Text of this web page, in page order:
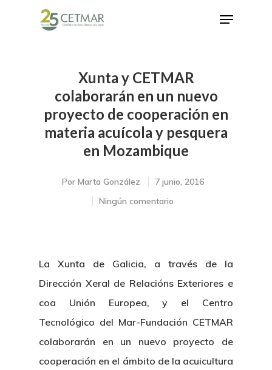
Hit enter to search or ESC to close
Xunta y CETMAR
colaborarán en un nuevo
proyecto de cooperación en
materia acuícola y pesquera
en Mozambique
Por Marta González
7 junio, 2016
Ningún comentario
La Xunta de Galicia, a través de la
Dirección Xeral de Relacións Exteriores e
coa Unión Europea, y el Centro
Tecnológico del Mar-Fundación CETMAR
colaborarán en un nuevo proyecto de
cooperación en el ámbito de la acuicultura